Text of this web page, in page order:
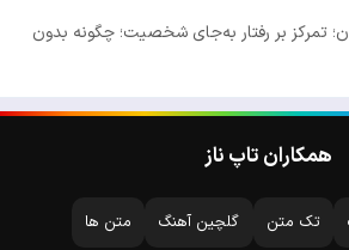
تمرکز بر رفتار به‌جای شخصیت؛ چگونه بدون
همکاران تاپ ناز
تک متن گلچین آهنگ متن ها